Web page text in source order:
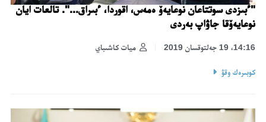
"ءبىزدى سوتتاعان نوعايەۆ ەمەس، اقوردا، ءبىراق...". تالعات ايان
نوعايەۆقا جاۋاپ بەردى
ميات كاشىباي 14:16، 19 جەلتوقسان 2019
كوبىرەك وقۋ